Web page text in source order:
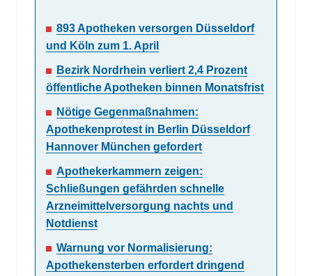
893 Apotheken versorgen Düsseldorf
und Köln zum 1. April
Bezirk Nordrhein verliert 2,4 Prozent
öffentliche Apotheken binnen Monatsfrist
Nötige Gegenmaßnahmen:
Apothekenprotest in Berlin Düsseldorf
Hannover München gefordert
Apothekerkammern zeigen:
Schließungen gefährden schnelle
Arzneimittelversorgung nachts und
Notdienst
Warnung vor Normalisierung:
Apothekensterben erfordert dringend